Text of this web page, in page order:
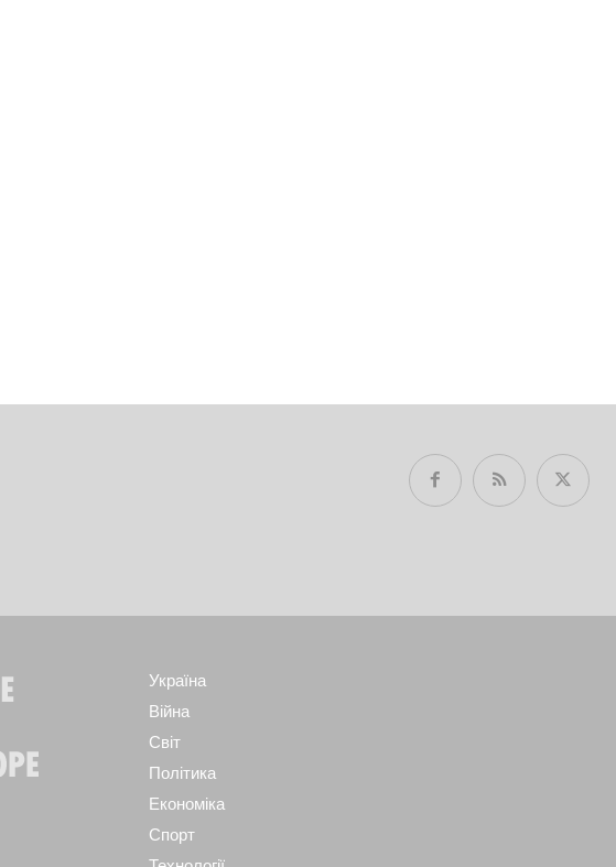
Україна
Війна
Світ
Політика
Економіка
Спорт